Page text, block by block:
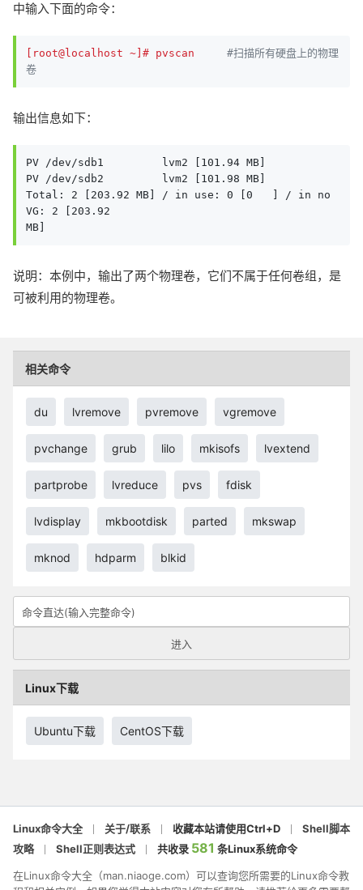
中输入下面的命令：
[root@localhost ~]# pvscan
#扫描所有硬盘上的物理
卷
输出信息如下：
PV /dev/sdb1         lvm2 [101.94 MB]
PV /dev/sdb2         lvm2 [101.98 MB]
Total: 2 [203.92 MB] / in use: 0 [0   ] / in no
VG: 2 [203.92
MB]
说明：本例中，输出了两个物理卷，它们不属于任何卷组，是
可被利用的物理卷。
相关命令
du lvremove pvremove vgremove
pvchange grub lilo mkisofs lvextend
partprobe lvreduce pvs fdisk
lvdisplay mkbootdisk parted mkswap
mknod hdparm blkid
Linux下载
Ubuntu下载 CentOS下载
Linux命令大全 关于/联系 收藏本站请使用Ctrl+D
Shell脚本
攻略
Shell正则表达式 共收录 581 条Linux系统命令
在Linux命令大全（man.niaoge.com）可以查询您所需要的Linux命令教